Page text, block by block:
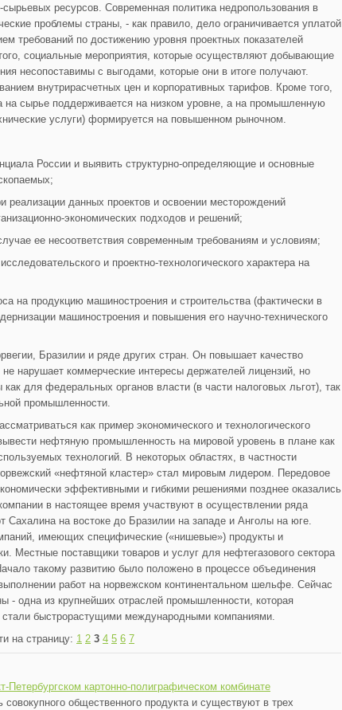
ресурсов. Современная политика недропользования в
проблемы страны, - как правило, дело ограничивается уплатой
требований по достижению уровня проектных показателей
социальные мероприятия, которые осуществляют добывающие
несопоставимы с выгодами, которые они в итоге получают.
внутрирасчетных цен и корпоративных тарифов. Кроме того,
на сырье поддерживается на низком уровне, а на промышленную
услуги) формируется на повышенном рыночном.
России и выявить структурно-определяющие и основные
реализации данных проектов и освоении месторождений
экономических подходов и решений;
ее несоответствия современным требованиям и условиям;
и проектно-технологического характера на
на продукцию машиностроения и строительства (фактически в
машиностроения и повышения его научно-технического
Бразилии и ряде других стран. Он повышает качество
не нарушает коммерческие интересы держателей лицензий, но
для федеральных органов власти (в части налоговых льгот), так
промышленности.
как пример экономического и технологического
нефтяную промышленность на мировой уровень в плане как
технологий. В некоторых областях, в частности
«нефтяной кластер» стал мировым лидером. Передовое
эффективными и гибкими решениями позднее оказались
в настоящее время участвуют в осуществлении ряда
Сахалина на востоке до Бразилии на западе и Анголы на юге.
имеющих специфические («нишевые») продукты и
Местные поставщики товаров и услуг для нефтегазового сектора
такому развитию было положено в процессе объединения
работ на норвежском континентальном шельфе. Сейчас
- одна из крупнейших отраслей промышленности, которая
быстрорастущими международными компаниями.
на страницу: 1 2 3 4 5 6 7
Петербургском картонно-полиграфическом комбинате
общественного продукта и существуют в трех